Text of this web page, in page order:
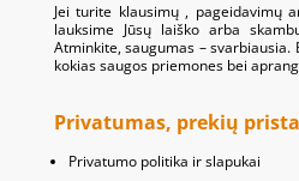
Jei turite klausimų , pageidavimų
lauksime Jūsų laiško arba
Atminkite, saugumas –
kokias saugos priemones bei
Privatumas, prekių
Privatumo politika ir slapukai